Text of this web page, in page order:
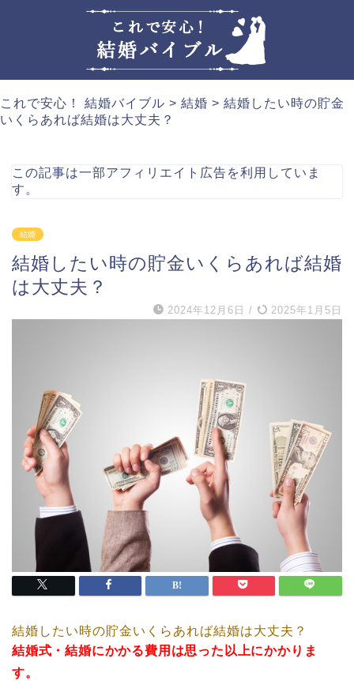
これで安心！ 結婚バイブル > 結婚 > 結婚したい時の貯金
いくらあれば結婚は大丈夫？
この記事は一部アフィリエイト広告を利用していま
す。
結婚
結婚したい時の貯金いくらあれば結婚
は大丈夫？
2024年12月6日 / 2025年1月5日
結婚したい時の貯金いくらあれば結婚は大丈夫？
結婚式・結婚にかかる費用は思った以上にかかりま
す。